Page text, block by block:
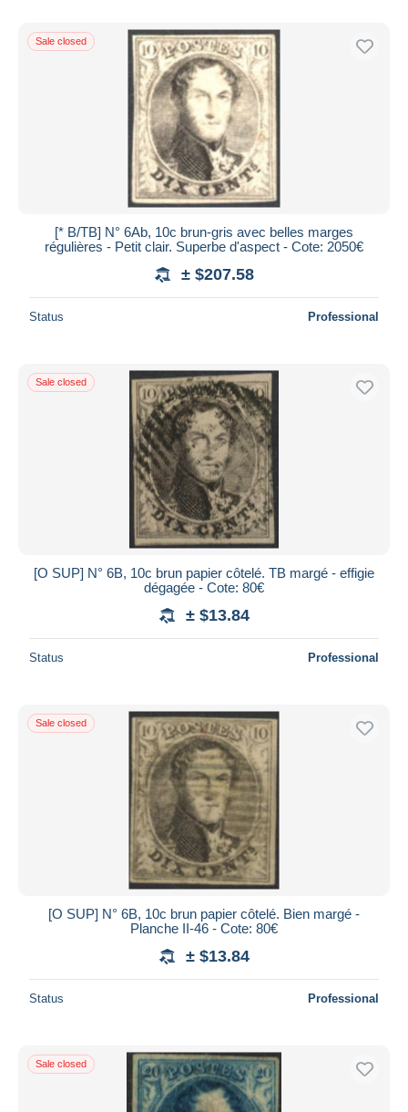
Sale closed
[* B/TB] N° 6Ab, 10c brun-gris avec belles marges
régulières - Petit clair. Superbe d'aspect - Cote: 2050€
± $207.58
Status Professional
Sale closed
[O SUP] N° 6B, 10c brun papier côtelé. TB margé - effigie
dégagée - Cote: 80€
± $13.84
Status Professional
Sale closed
[O SUP] N° 6B, 10c brun papier côtelé. Bien margé -
Planche II-46 - Cote: 80€
± $13.84
Status Professional
Sale closed